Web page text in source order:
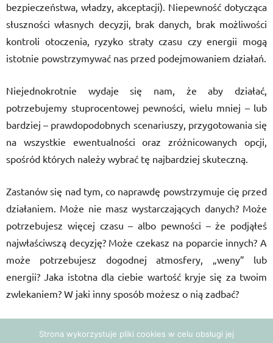
bezpieczeństwa, władzy, akceptacji). Niepewność dotycząca
słuszności własnych decyzji, brak danych, brak możliwości
kontroli otoczenia, ryzyko straty czasu czy energii mogą
istotnie powstrzymywać nas przed podejmowaniem działań.
Niejednokrotnie wydaje się nam, że aby działać,
potrzebujemy stuprocentowej pewności, wielu mniej – lub
bardziej – prawdopodobnych scenariuszy, przygotowania się
na wszystkie ewentualności oraz zróżnicowanych opcji,
spośród których należy wybrać tę najbardziej skuteczną.
Zastanów się nad tym, co naprawdę powstrzymuje cię przed
działaniem. Może nie masz wystarczających danych? Może
potrzebujesz więcej czasu – albo pewności – że podjąłeś
najwłaściwszą decyzję? Może czekasz na poparcie innych? A
może potrzebujesz dogodnej atmosfery, „weny” lub
energii? Jaka istotna dla ciebie wartość kryje się za twoim
zwlekaniem? W jaki inny sposób możesz o nią zadbać?
Strona wykorzystuje pliki cookies w celu obsługi jej